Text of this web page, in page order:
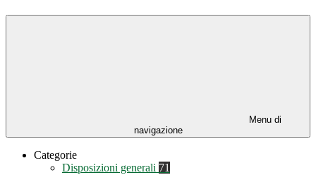
Menu di
navigazione
Categorie
Disposizioni generali 71